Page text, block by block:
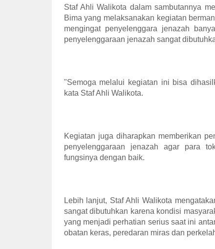
Staf Ahli Walikota dalam sambutannya
Bima yang melaksanakan kegiatan
mengingat penyelenggara jenazah
penyelenggaraan jenazah sangat
"Semoga melalui kegiatan ini bisa
kata Staf Ahli Walikota.
Kegiatan juga diharapkan memberikan
penyelenggaraan jenazah agar para
fungsinya dengan baik.
Lebih lanjut, Staf Ahli Walikota
sangat dibutuhkan karena kondisi
yang menjadi perhatian serius saat ini
obatan keras, peredaran miras dan